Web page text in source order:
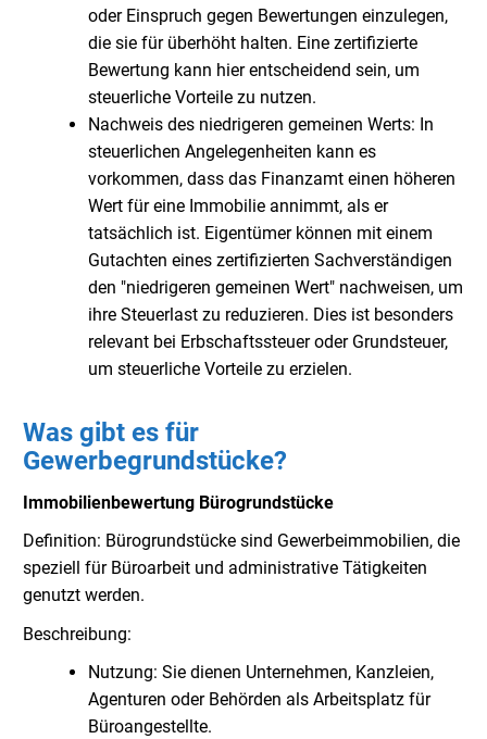
oder Einspruch gegen Bewertungen einzulegen,
die sie für überhöht halten. Eine zertifizierte
Bewertung kann hier entscheidend sein, um
steuerliche Vorteile zu nutzen.
Nachweis des niedrigeren gemeinen Werts: In
steuerlichen Angelegenheiten kann es
vorkommen, dass das Finanzamt einen höheren
Wert für eine Immobilie annimmt, als er
tatsächlich ist. Eigentümer können mit einem
Gutachten eines zertifizierten Sachverständigen
den "niedrigeren gemeinen Wert" nachweisen, um
ihre Steuerlast zu reduzieren. Dies ist besonders
relevant bei Erbschaftssteuer oder Grundsteuer,
um steuerliche Vorteile zu erzielen.
Was gibt es für
Gewerbegrundstücke?
Immobilienbewertung Bürogrundstücke
Definition: Bürogrundstücke sind Gewerbeimmobilien, die
speziell für Büroarbeit und administrative Tätigkeiten
genutzt werden.
Beschreibung:
Nutzung: Sie dienen Unternehmen, Kanzleien,
Agenturen oder Behörden als Arbeitsplatz für
Büroangestellte.